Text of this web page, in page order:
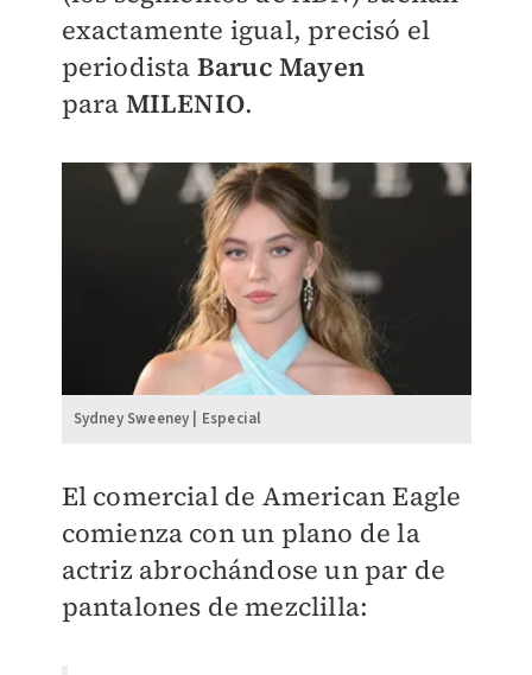
exactamente igual, precisó el
periodista Baruc Mayen
para MILENIO.
Sydney Sweeney | Especial
​El comercial de American Eagle
comienza con un plano de la
actriz abrochándose un par de
pantalones de mezclilla: